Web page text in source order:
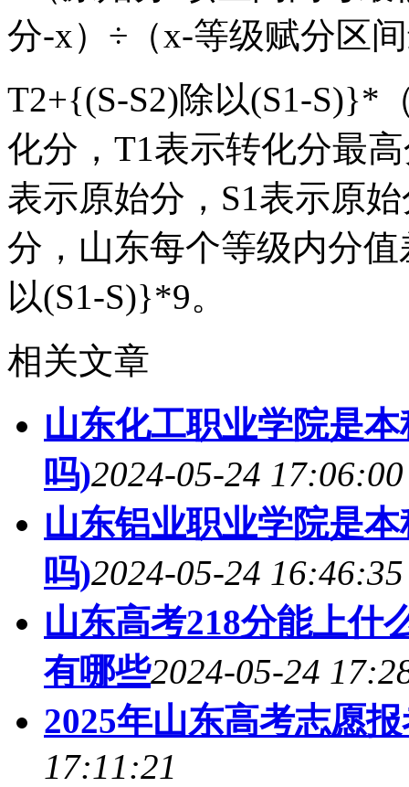
分-x）÷（x-等级赋分区
T2+{(S-S2)除以(S1-S)}*
化分，T1表示转化分最
表示原始分，S1表示原
分，山东每个等级内分
以(S1-S)}*9。
相关文章
山东化工职业学院是
吗)2024-05-24 17:06:00
山东铝业职业学院是
吗)2024-05-24 16:46:35
山东高考218分能上什
有哪些2024-05-24
2025年山东高考志愿
17:11:21